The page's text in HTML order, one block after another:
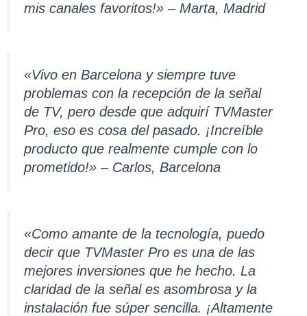
mis canales favoritos!» – Marta, Madrid
«Vivo en Barcelona y siempre tuve
problemas con la recepción de la señal
de TV, pero desde que adquirí TVMaster
Pro, eso es cosa del pasado. ¡Increíble
producto que realmente cumple con lo
prometido!» – Carlos, Barcelona
«Como amante de la tecnología, puedo
decir que TVMaster Pro es una de las
mejores inversiones que he hecho. La
claridad de la señal es asombrosa y la
instalación fue súper sencilla. ¡Altamente